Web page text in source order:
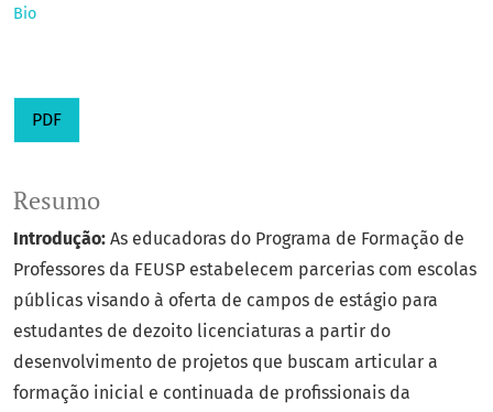
Bio
PDF
Resumo
Introdução: As educadoras do Programa de Formação de
Professores da FEUSP estabelecem parcerias com escolas
públicas visando à oferta de campos de estágio para
estudantes de dezoito licenciaturas a partir do
desenvolvimento de projetos que buscam articular a
formação inicial e continuada de profissionais da